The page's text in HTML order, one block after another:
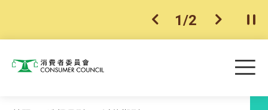
上一个
1/2 下一个开
消费者委员会 目